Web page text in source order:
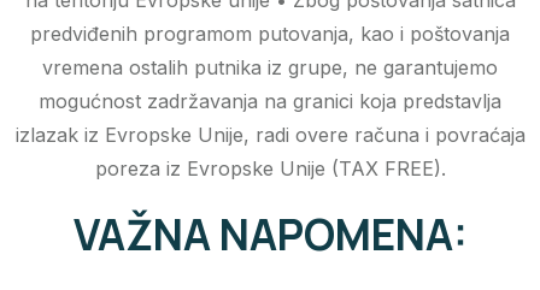
predviđenih programom putovanja, kao i poštovanja
vremena ostalih putnika iz grupe, ne garantujemo
mogućnost zadržavanja na granici koja predstavlja
izlazak iz Evropske Unije, radi overe računa i povraćaja
poreza iz Evropske Unije (TAX FREE).
VAŽNA NAPOMENA: